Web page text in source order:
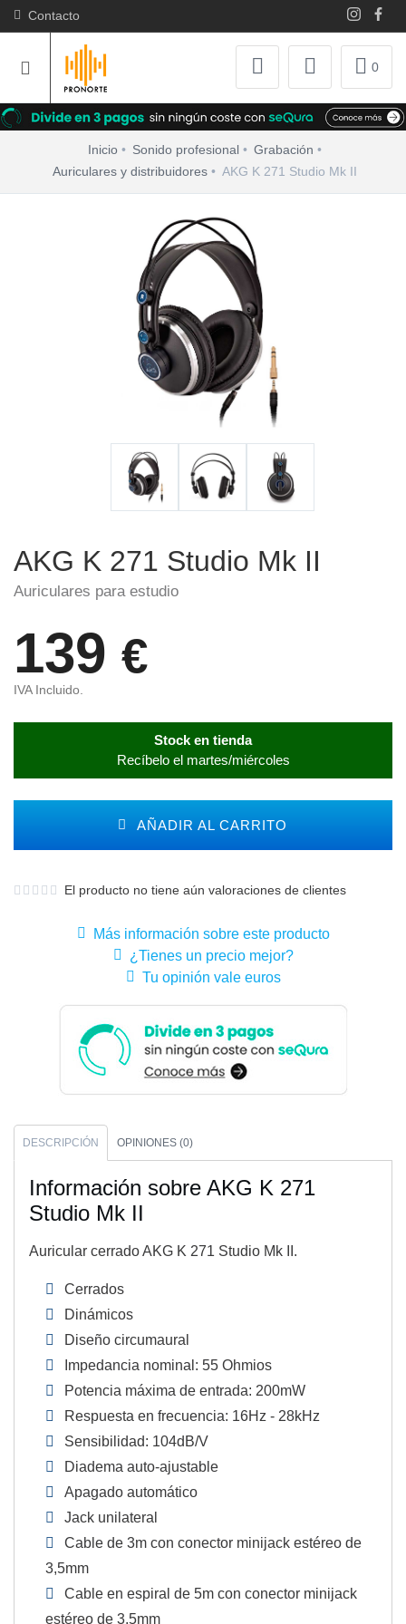
Contacto
0
Inicio Sonido profesional
Grabación
Auriculares y distribuidores
AKG K 271 Studio Mk II
AKG K 271 Studio Mk II
Auriculares para estudio
139 €
IVA Incluido.
Stock en tienda
Recíbelo el martes/miércoles
AÑADIR AL CARRITO
El producto no tiene aún valoraciones de clientes
Más información sobre este producto
¿Tienes un precio mejor?
Tu opinión vale euros
DESCRIPCIÓN OPINIONES (0)
Información sobre AKG K 271
Studio Mk II
Auricular cerrado AKG K 271 Studio Mk II.
Cerrados
Dinámicos
Diseño circumaural
Impedancia nominal: 55 Ohmios
Potencia máxima de entrada: 200mW
Respuesta en frecuencia: 16Hz - 28kHz
Sensibilidad: 104dB/V
Diadema auto-ajustable
Apagado automático
Jack unilateral
Cable de 3m con conector minijack estéreo de
3,5mm
Cable en espiral de 5m con conector minijack
estéreo de 3,5mm